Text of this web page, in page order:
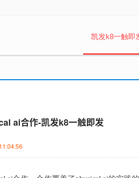
凯发k8一触即
ai合作-凯发k8一触即发